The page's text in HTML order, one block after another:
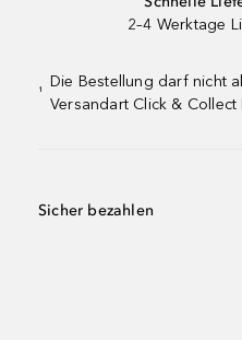
2–4 Werktage
¹
Die Bestellung darf nicht
Versandart Click & Collect
Sicher bezahlen